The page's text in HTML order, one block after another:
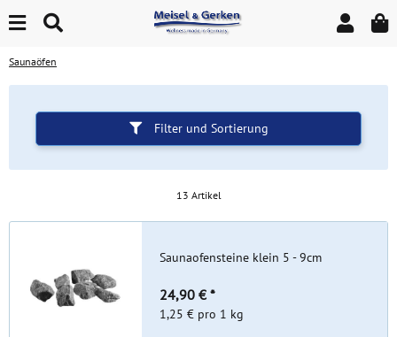
Saunaöfen
Filter und Sortierung
13 Artikel
Saunaofensteine klein 5 - 9cm
24,90 € *
1,25 € pro 1 kg